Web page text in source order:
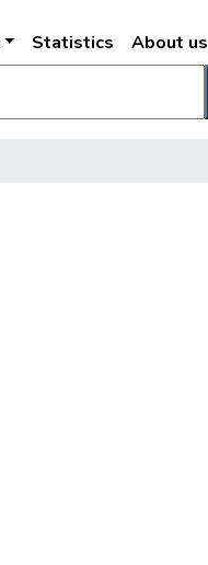
Statistics About us